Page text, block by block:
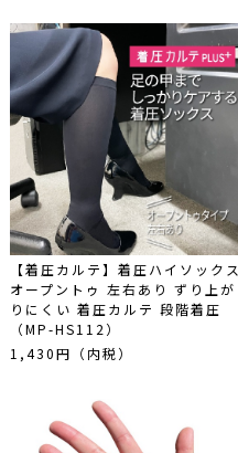
【着圧カルテ】着圧ハイソックス
オープントゥ 左右あり ずり上が
りにくい 着圧カルテ 段階着圧
（MP-HS112）
1,430円（内税）